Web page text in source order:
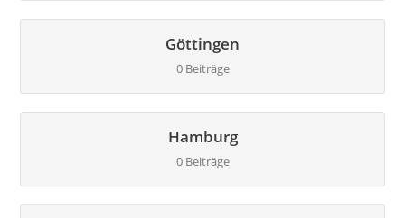
Göttingen
0 Beiträge
Hamburg
0 Beiträge